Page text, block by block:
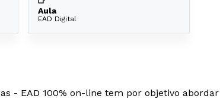
Aula
EAD Digital
- EAD 100% on-line tem por objetivo